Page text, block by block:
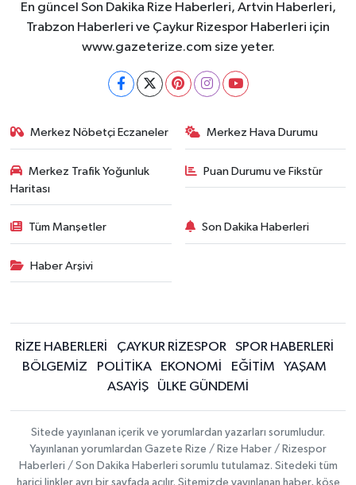
En güncel Son Dakika Rize Haberleri, Artvin Haberleri,
Trabzon Haberleri ve Çaykur Rizespor Haberleri için
www.gazeterize.com size yeter.
Merkez Nöbetçi Eczaneler Merkez Hava Durumu
Merkez Trafik Yoğunluk
Haritası
Puan Durumu ve Fikstür
Tüm Manşetler Son Dakika Haberleri
Haber Arşivi
RİZE HABERLERİ ÇAYKUR RİZESPOR
SPOR HABERLERİ
BÖLGEMİZ
POLİTİKA EKONOMİ EĞİTİM
YAŞAM
ASAYİŞ
ÜLKE GÜNDEMİ
Sitede yayınlanan içerik ve yorumlardan yazarları sorumludur.
Yayınlanan yorumlardan Gazete Rize / Rize Haber / Rizespor
Haberleri / Son Dakika Haberleri sorumlu tutulamaz. Sitedeki tüm
harici linkler ayrı bir sayfada açılır. Sitemizde yayınlanan haber, köşe